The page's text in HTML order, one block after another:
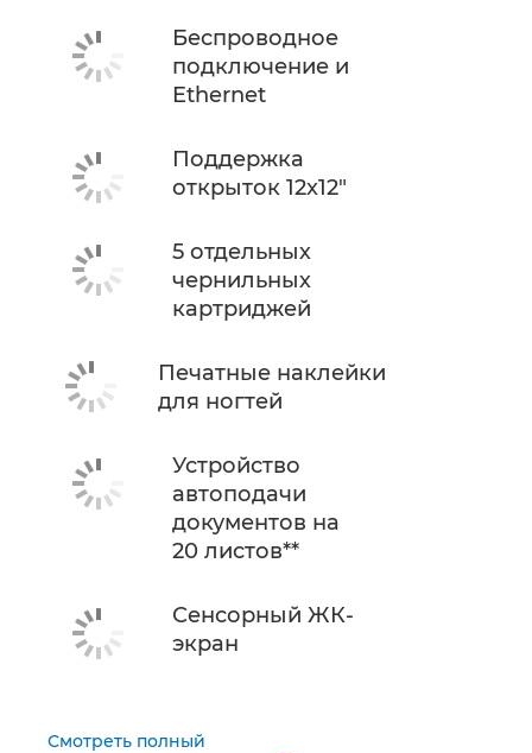
Беспроводное
подключение и
Ethernet
Поддержка
открыток 12x12"
5 отдельных
чернильных
картриджей
Печатные наклейки
для ногтей
Устройство
автоподачи
документов на
20 листов**
Сенсорный ЖК-
экран
Смотреть полный